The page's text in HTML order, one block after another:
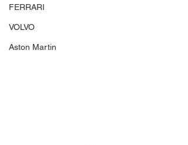
FERRARI
VOLVO
Aston Martin